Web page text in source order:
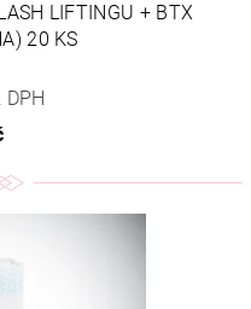
LIFTINGU + BTX
20 KS